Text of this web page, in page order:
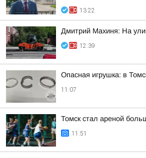
13:22
Дмитрий Махиня: На
12:39
Опасная игрушка: в
11:07
Томск стал ареной
11:51